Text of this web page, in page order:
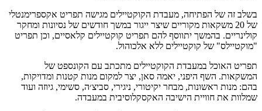
בשלב זה של הפתיחה, מעבדת הקוקטיילים מגישה תפריט אקספרימנטלי
של 20 משקאות מקוריים שיצר ייגור במשך חודשים של נסיונות ומחקר
קולינריים. בהמשך יתווסף להם תפריט קוקטיילים קלאסיים, וכן תפריט
"מוקטיילס" של קוקטיילים ללא אלכוהול.
תפריט האוכל במעבדת הקוקטיילים מתכתב עם הקונספט של
המשקאות. השף היפני, יאמה סאן, יצר למקום מנות קטנות ומדויקות,
בהם: מנות ראשונות, מבחר יקיטורי, ניגירי, סביצ׳ה, סשימי, גיוזה ועוד
שמלוות את חוויית הישיבה האקסקלוסיבית במעבדה.